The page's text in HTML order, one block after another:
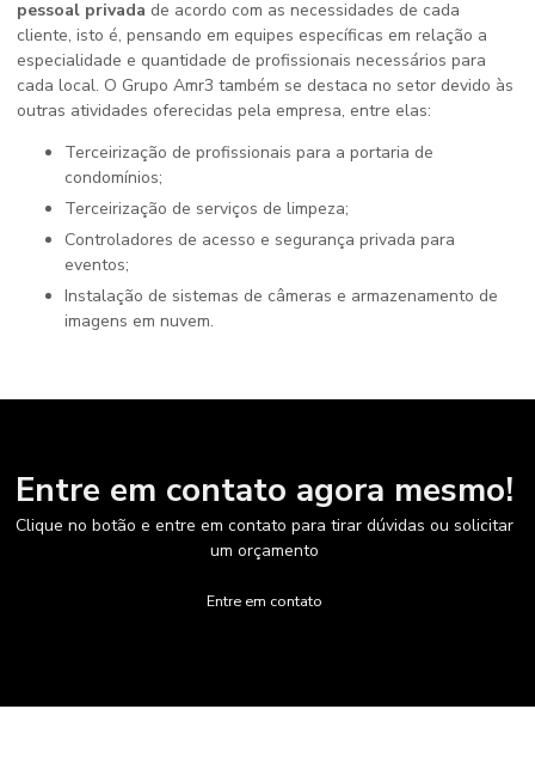
pessoal privada de acordo com as necessidades de cada
cliente, isto é, pensando em equipes específicas em relação a
especialidade e quantidade de profissionais necessários para
cada local. O Grupo Amr3 também se destaca no setor devido às
outras atividades oferecidas pela empresa, entre elas:
Terceirização de profissionais para a portaria de
condomínios;
Terceirização de serviços de limpeza;
Controladores de acesso e segurança privada para
eventos;
Instalação de sistemas de câmeras e armazenamento de
imagens em nuvem.
Entre em contato agora mesmo!
Clique no botão e entre em contato para tirar dúvidas ou solicitar
um orçamento
Entre em contato